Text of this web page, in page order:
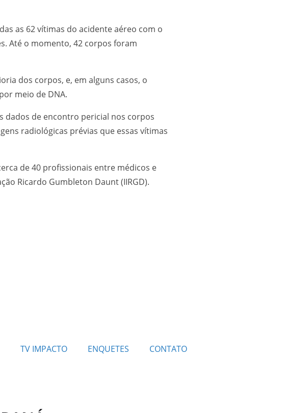
as 62 vítimas do acidente aéreo com o
Até o momento, 42 corpos foram
dos corpos, e, em alguns casos, o
meio de DNA.
dados de encontro pericial nos corpos
radiológicas prévias que essas vítimas
de 40 profissionais entre médicos e
Ricardo Gumbleton Daunt (IIRGD).
TV IMPACTO ENQUETES CONTATO